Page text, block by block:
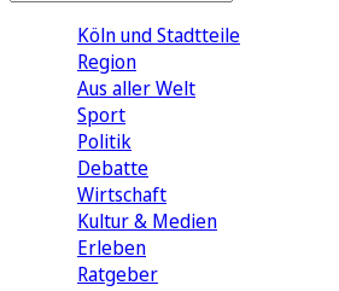
Köln und Stadtteile
Region
Aus aller Welt
Sport
Politik
Debatte
Wirtschaft
Kultur & Medien
Erleben
Ratgeber